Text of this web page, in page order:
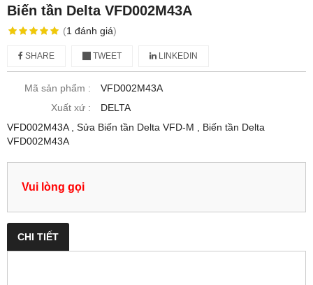
Biến tần Delta VFD002M43A
(1 đánh giá)
SHARE TWEET LINKEDIN
Mã sản phẩm :
VFD002M43A
Xuất xứ :
DELTA
VFD002M43A , Sửa Biến tần Delta VFD-M , Biến tần Delta
VFD002M43A
Vui lòng gọi
CHI TIẾT